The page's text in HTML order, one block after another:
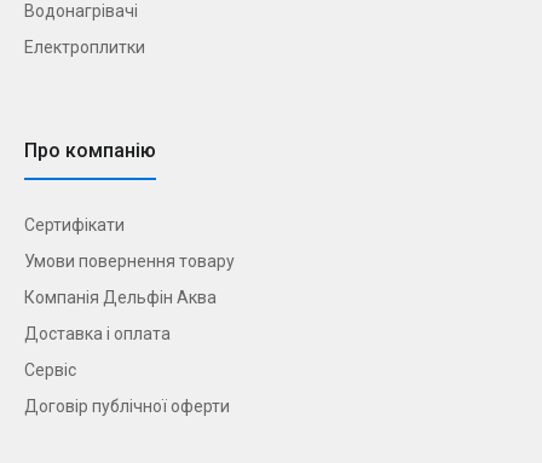
Водонагрівачі
Електроплитки
Про компанію
Сертифікати
Умови повернення товару
Компанія Дельфін Аква
Доставка і оплата
Сервіс
Договір публічної оферти